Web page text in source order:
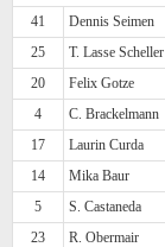
41
Dennis Seimen
25
T. Lasse Scheller
20
Felix Gotze
4
C. Brackelmann
17
Laurin Curda
14
Mika Baur
5
S. Castaneda
23
R. Obermair